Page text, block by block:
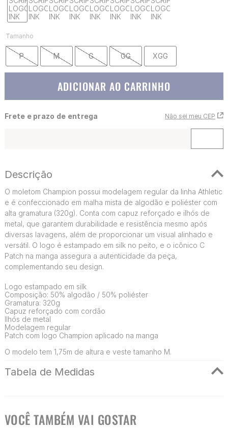
Tamanho
P M G GG XGG
ADICIONAR AO CARRINHO
Frete e prazo de entrega Não sei meu CEP
Descrição
O moletom Champion possui modelagem regular da linha Athletic
e é confeccionado em malha mista de algodão e poliéster com
alta gramatura (320g). Conta com capuz reforçado e ilhós de
metal, que garantem durabilidade e resistência mesmo após
diversas lavagens, além de proporcionar um visual alinhado e
versátil. O logo é estampado em silk no peito, e o icônico C
Patch na manga assegura a autenticidade da peça,
complementando seu design.
Logo estampado em silk
Composição: 50% algodão / 50% poliéster
Gramatura: 320g
Capuz reforçado com cordão
Ilhós de metal
Modelagem regular
Patch com logo Champion aplicado na manga
O modelo tem 1,75m de altura e veste tamanho M.
Tabela de Medidas
VOCÊ TAMBÉM VAI GOSTAR